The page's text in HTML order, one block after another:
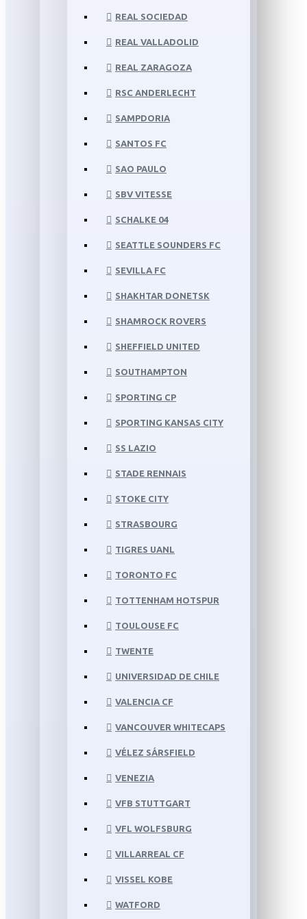
REAL SOCIEDAD
REAL VALLADOLID
REAL ZARAGOZA
RSC ANDERLECHT
SAMPDORIA
SANTOS FC
SAO PAULO
SBV VITESSE
SCHALKE 04
SEATTLE SOUNDERS FC
SEVILLA FC
SHAKHTAR DONETSK
SHAMROCK ROVERS
SHEFFIELD UNITED
SOUTHAMPTON
SPORTING CP
SPORTING KANSAS CITY
SS LAZIO
STADE RENNAIS
STOKE CITY
STRASBOURG
TIGRES UANL
TORONTO FC
TOTTENHAM HOTSPUR
TOULOUSE FC
TWENTE
UNIVERSIDAD DE CHILE
VALENCIA CF
VANCOUVER WHITECAPS
VÉLEZ SÁRSFIELD
VENEZIA
VFB STUTTGART
VFL WOLFSBURG
VILLARREAL CF
VISSEL KOBE
WATFORD